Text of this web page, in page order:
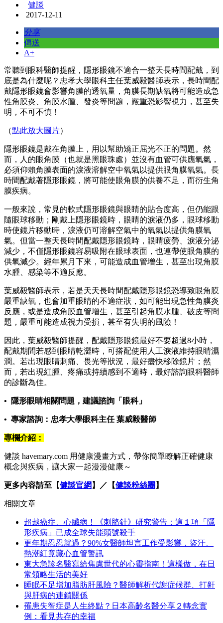
健談
2017-12-11
分享
傳送
A+
常聽到眼科醫師提醒，隱形眼鏡不適合一整天長時間配戴，到
底是為什麼呢？忠孝大學眼科主任葉威毅醫師表示，長時間配
戴隱形眼鏡會影響角膜的透氧量，角膜長期缺氧將可能造成急
性角膜炎、角膜水腫、發炎等問題，嚴重恐影響視力，甚至失
明，不可不慎！
（點此放大圖片）
隱形眼鏡是戴在角膜上，用以幫助矯正屈光不正的問題。然
而，人的眼角膜（也就是黑眼珠處）並沒有血管可供應氧氣，
必須仰賴角膜表面的淚液溶解空中氧氣以提供眼角膜氧氣。長
時間配戴著隱形眼鏡，將可能使眼角膜的供養不足，而衍生角
膜疾病。
一般來說，常見的軟式隱形眼鏡與眼睛的貼合度高，但仍能跟
隨眼球移動；剛戴上隱形眼鏡時，眼睛的淚液仍多，眼球移動
時使鏡片移動時，淚液仍可溶解空氣中的氧氣以提供角膜氧
氣。但當一整天長時間配戴隱形眼鏡時，眼睛疲勞、淚液分泌
減少，不僅隱形眼鏡容易吸附在眼球表面，也連帶使眼角膜的
供氧減少。經年累月下來，可能造成血管增生，甚至出現角膜
水腫、感染等不適反應。
葉威毅醫師表示，若是天天長時間配戴隱形眼鏡恐導致眼角膜
嚴重缺氧，也會加重眼睛的不適症狀，如可能出現急性角膜炎
反應，或是造成角膜血管增生，甚至引起角膜水腫、破皮等問
題，嚴重可能造成視力受損，甚至有失明的風險！
因此，葉威毅醫師提醒，配戴隱形眼鏡最好不要超過8小時，
配戴期間若感到眼睛乾澀時，可搭配使用人工淚液維持眼睛濕
潤。若出現眼睛刺痛、畏光等狀況，最好盡快移除鏡片；然
而，若出現紅腫、疼痛或持續感到不適時，最好諮詢眼科醫師
的診斷為佳。
• 隱形眼睛相關問題，建議諮詢「眼科」
• 專家諮詢：忠孝大學眼科主任 葉威毅醫師
專欄介紹：
健談 havemary.com 用健康漫畫方式，帶你簡單瞭解正確健康
概念與疾病，讓大家一起漫漫健康～
更多內容請至【健談官網 】／【健談粉絲團 】
相關文章
超越癌症、心臟病！《刺胳針》研究警告：這１項「隱
形疾病」已成全球失能頭號殺手
更年期忍忍就過？90%女醫師坦言工作受影響，盜汗、
熱潮紅竟藏心血管警訊
東大急診名醫寫給焦慮世代的心靈指南！這樣做，在日
常領略生活的美好
睡眠不足增加脂肪肝風險？醫師解析代謝症候群、打鼾
與肝病的連鎖關係
罹患失智症是人生終點？日本高齡名醫分享２轉念實
例：看見共存的幸福